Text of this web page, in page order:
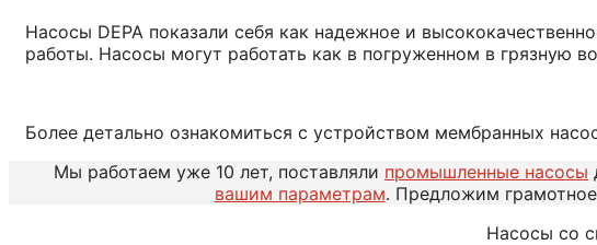
Насосы DEPA показали себя как надежное и
работы. Насосы могут работать как в погруженном в грязную
Более детально ознакомиться с устройством мембранных
Мы работаем уже 10 лет, поставляли промышленные насосы
вашим параметрам. Предложим
Насосы со